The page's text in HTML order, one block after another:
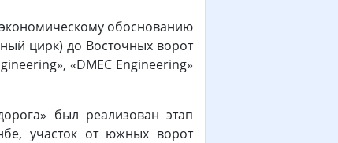
обоснованию
цирк) до Восточных ворот
«DMEC Engineering»
был реализован этап
участок от южных ворот